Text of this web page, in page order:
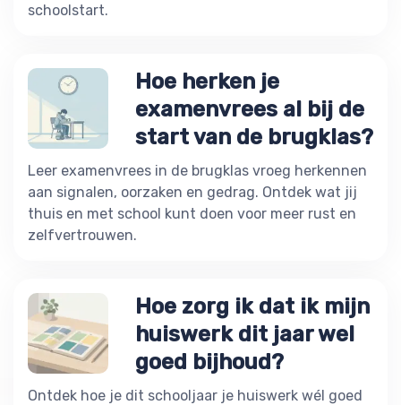
schoolstart.
Hoe herken je
examenvrees al bij de
start van de brugklas?
Leer examenvrees in de brugklas vroeg herkennen
aan signalen, oorzaken en gedrag. Ontdek wat jij
thuis en met school kunt doen voor meer rust en
zelfvertrouwen.
Hoe zorg ik dat ik mijn
huiswerk dit jaar wel
goed bijhoud?
Ontdek hoe je dit schooljaar je huiswerk wél goed